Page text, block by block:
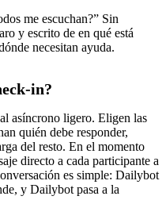
me escuchan?” Sin
y escrito de en qué está
necesitan ayuda.
in?
asíncrono ligero. Eligen las
quién debe responder,
del resto. En el momento
directo a cada participante a
es simple: Dailybot
y Dailybot pasa a la